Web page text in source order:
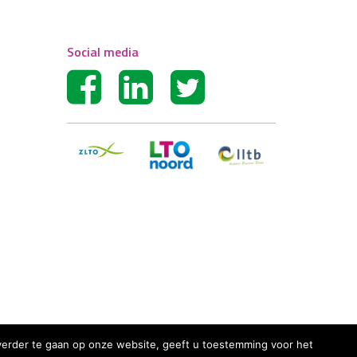
Social media
te gaan op onze website, geeft u toestemming voor het